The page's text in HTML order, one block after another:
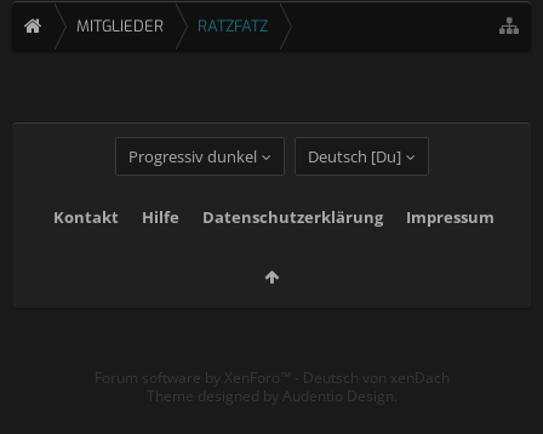
MITGLIEDER RATZFATZ
Progressiv dunkel Deutsch [Du]
Kontakt Hilfe Datenschutzerklärung Impressum
Forum software by XenForo™ - Deutsch von xenDach
Theme designed by Audentio Design.